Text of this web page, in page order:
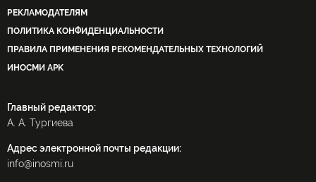
РЕКЛАМОДАТЕЛЯМ
ПОЛИТИКА КОНФИДЕНЦИАЛЬНОСТИ
ПРАВИЛА ПРИМЕНЕНИЯ РЕКОМЕНДАТЕЛЬНЫХ ТЕХНОЛОГИЙ
ИНОСМИ APK
Главный редактор:
А. А. Тургиева
Адрес электронной почты редакции:
info@inosmi.ru